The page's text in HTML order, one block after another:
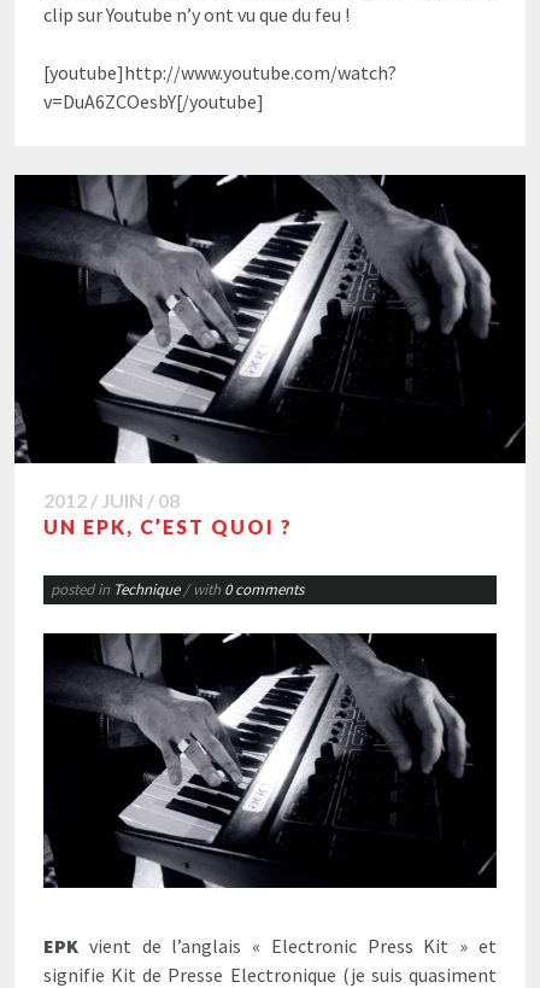
clip sur Youtube n’y ont vu que du feu !
[youtube]http://www.youtube.com/watch?
v=DuA6ZCOesbY[/youtube]
2012 / JUIN / 08
UN EPK, C’EST QUOI ?
posted in Technique / with 0 comments
EPK vient de l’anglais « Electronic Press Kit » et
signifie Kit de Presse Electronique (je suis quasiment